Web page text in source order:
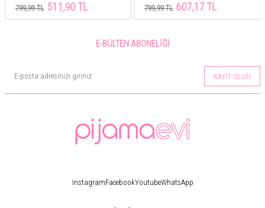
799,99 TL 511,90 TL
799,99 TL 607,17 TL
E-BÜLTEN ABONELIĞI
KAYIT OLUN
InstagramFacebookYoutubeWhatsApp